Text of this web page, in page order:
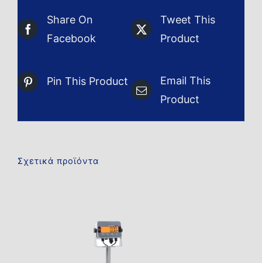
Share On
Facebook
Tweet This
Product
Pin This Product
Email This
Product
Σχετικά προϊόντα